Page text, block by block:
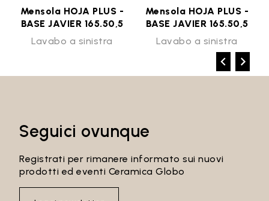
Mensola HOJA PLUS -
BASE JAVIER 165.50,5
Lavabo a sinistra
Mensola HOJA PLUS -
BASE JAVIER 165.50,5
Lavabo a sinistra
Seguici ovunque
Registrati per rimanere informato sui nuovi
prodotti ed eventi Ceramica Globo